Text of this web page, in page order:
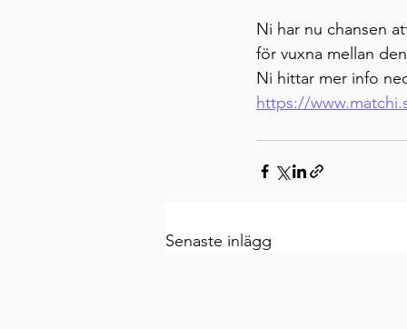
Ni har nu chansen
för vuxna mellan
Ni hittar mer info
https://
Senaste inlägg